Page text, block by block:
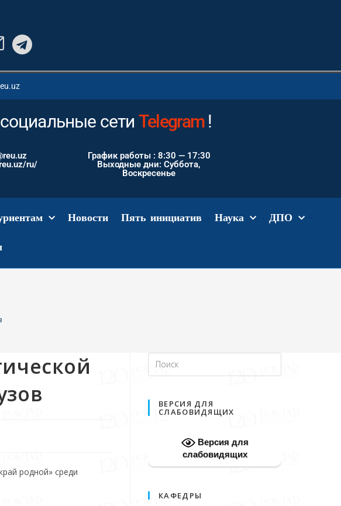
сети Instagram !
ru/
График работы : 8:30 — 17:30
Выходные дни: Суббота,
Воскресенье
Новости Пять инициатив Наука ДПО
родной» среди
ВЕРСИЯ ДЛЯ
СЛАБОВИДЯЩИХ
Версия для
слабовидящих
КАФЕДРЫ